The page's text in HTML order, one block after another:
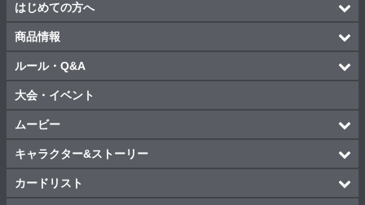
はじめての方へ
商品情報
ルール・Q&A
大会・イベント
ムービー
キャラクター&ストーリー
カードリスト